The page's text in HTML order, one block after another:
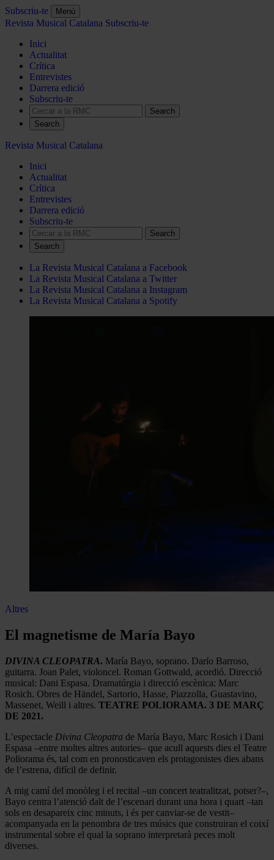
Subscriu-te Menú
Revista Musical Catalana Subscriu-te
Inici
Actualitat
Crítica
Entrevistes
Darrera edició
Subscriu-te
Search
Revista Musical Catalana
Inici
Actualitat
Crítica
Entrevistes
Darrera edició
Subscriu-te
Search
La Revista Musical Catalana a Facebook
La Revista Musical Catalana a Twitter
La Revista Musical Catalana a Instagram
La Revista Musical Catalana a Spotify
Altres
El magnetisme de María Bayo
DIVINA CLEOPATRA. María Bayo, soprano. Darío Barroso,
guitarra. Joan Palet, violoncel. Roman Gottwald, acordió. Direcció
musical: Dani Espasa. Dramatúrgia i direcció escènica: Marc
Rosich. Obres de Händel, Sartorio, Hasse, Piazzolla, Guastavino,
Massenet, Weill i altres. TEATRE POLIORAMA. 3 DE MARÇ
DE 2021.
L’espectacle Divina Cleopatra de María Bayo, Marc Rosich i Dani
Espasa –entre moltes altres autories– que acull aquests dies el Teatre
Poliorama és, tal com en pronosticaven els protagonistes dies abans
de l’estrena, difícil de definir.
A mig camí del monòleg i el recital –un concert teatralitzat, potser?–,
Bayo centra l’atenció dalt de l’escenari durant una hora i quart –tan
sols en desapareix cinc minuts, i és per canviar-se de vestit–
acompanyada en la penombra de tres músics que construiran el coixí
instrumental sobre el qual la soprano interpretarà peces molt
diverses.